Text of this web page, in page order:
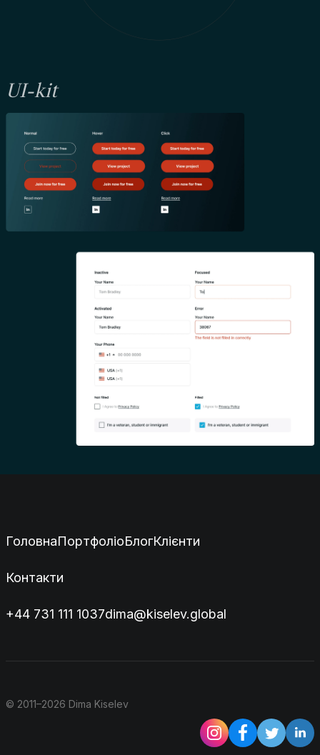
UI-kit
ГоловнаПортфоліоБлогКлієнти
Контакти
+44 731 111 1037dima@kiselev.global
© 2011–2026 Dima Kiselev